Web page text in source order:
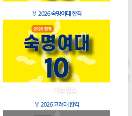
🏅 2026 숙명여대 합격
🏅 2026 고려대 합격